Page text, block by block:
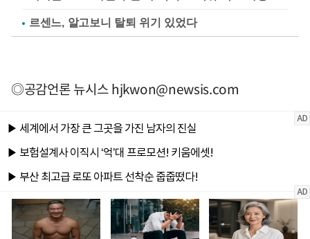
르센느, 알고보니 탈퇴 위기 있었다
◎공감언론 뉴시스hjkwon@newsis.com